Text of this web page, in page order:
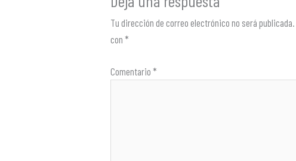
Tu dirección de correo electrónico no será publicada.
con *
Comentario *